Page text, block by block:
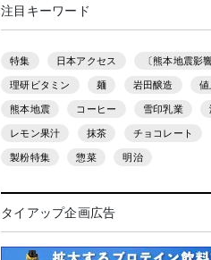
注目キーワード
特集 日本アクセス 〔熊本地震影響
理研ビタミン 麺 岩田醸造 値
熊本地震 コーヒー 雪印乳業
レモン果汁 抹茶 チョコレート
製粉特集 惣菜 明治
タイアップ企画広告